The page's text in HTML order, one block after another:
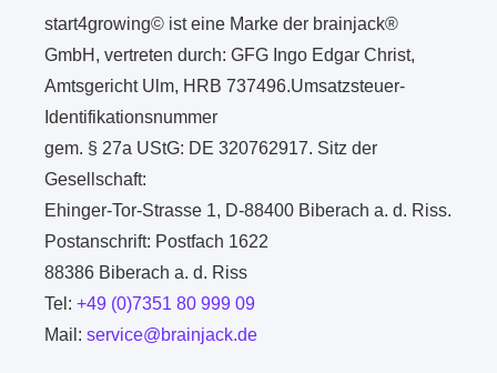
start4growing© ist eine Marke der brainjack®
GmbH, vertreten durch: GFG Ingo Edgar Christ,
Amtsgericht Ulm, HRB 737496.Umsatzsteuer-
Identifikationsnummer
gem. § 27a UStG: DE 320762917. Sitz der
Gesellschaft:
Ehinger-Tor-Strasse 1, D-88400 Biberach a. d. Riss.
Postanschrift: Postfach 1622
88386 Biberach a. d. Riss
Tel:+49 (0)7351 80 999 09
Mail:service@brainjack.de